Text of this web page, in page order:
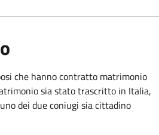
che hanno contratto matrimonio
sia stato trascritto in Italia,
dei due coniugi sia cittadino